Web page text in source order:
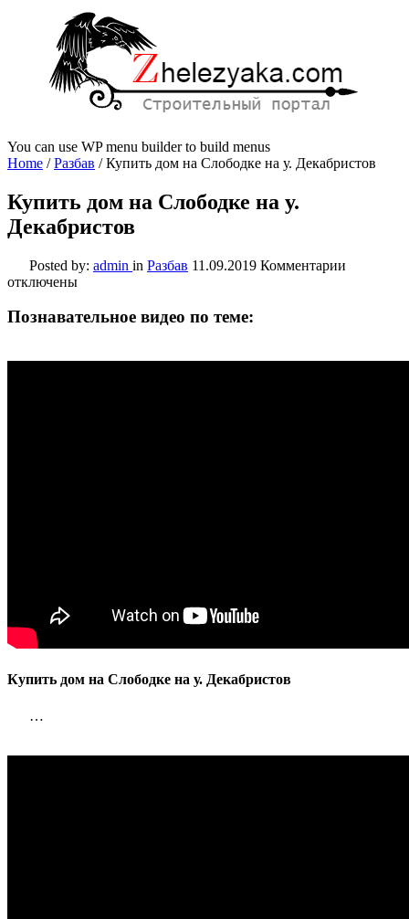
You can use WP menu builder to build menus
Home /Разбав /Купить дом на Слободке на у. Декабристов
Купить дом на Слободке на у.
Декабристов
Posted by: admin in Разбав 11.09.2019 Комментарии
на
отключены
Познавательное видео по теме:
Купить дом на Слободке на у. Декабристов
…